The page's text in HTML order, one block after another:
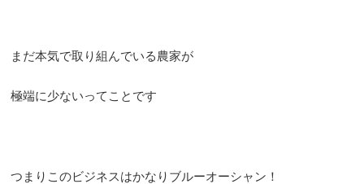
まだ本気で取り組んでいる農家が
極端に少ないってことです
つまりこのビジネスはかなりブルーオーシャン！